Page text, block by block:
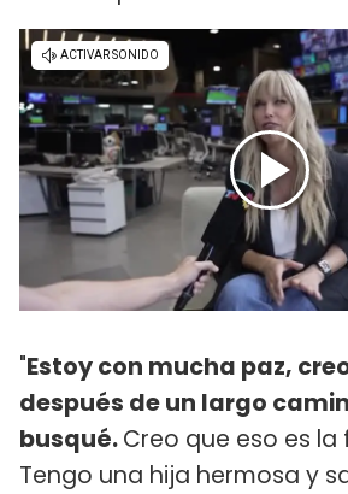
"Estoy con mucha paz,
después de un largo
busqué.Creo que eso es la
Tengo una hija hermosa y